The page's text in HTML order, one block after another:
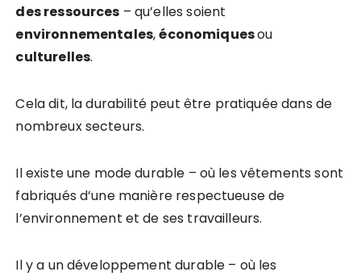
des ressources – qu’elles soient
environnementales,économiquesou
culturelles.
Cela dit, la durabilité peut être pratiquée dans de
nombreux secteurs.
Il existe une mode durable – où les vêtements sont
fabriqués d’une manière respectueuse de
l’environnement et de ses travailleurs.
Il y a un développement durable – où les